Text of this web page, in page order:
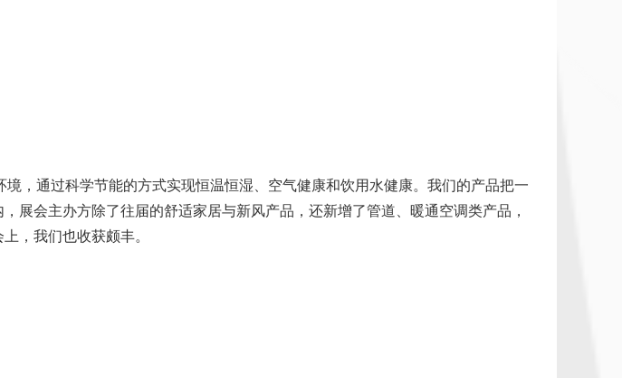
，通过科学节能的方式实现恒温恒湿、空气健康和饮用水健康。我们的产品把一
展会主办方除了往届的舒适家居与新风产品，还新增了管道、暖通空调类产品，
，我们也收获颇丰。